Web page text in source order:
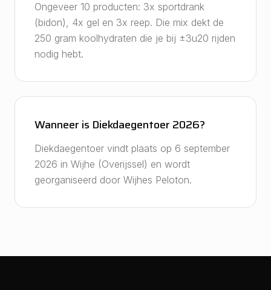
Ongeveer 10 producten: 3x sportdrank
(bidon), 4x gel en 3x reep. Die mix dekt de
250 gram koolhydraten die je bij ±3u20 rijden
nodig hebt.
Wanneer is Diekdaegentoer 2026?
Diekdaegentoer vindt plaats op 6 september
2026 in Wijhe (Overijssel) en wordt
georganiseerd door Wijhes Peloton.